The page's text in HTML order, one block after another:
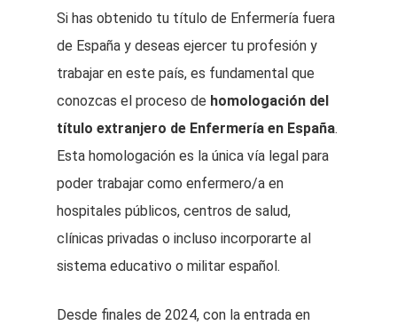
Si has obtenido tu título de Enfermería fuera
de España y deseas ejercer tu profesión y
trabajar en este país, es fundamental que
conozcas el proceso de homologación del
título extranjero de Enfermería en España.
Esta homologación es la única vía legal para
poder trabajar como enfermero/a en
hospitales públicos, centros de salud,
clínicas privadas o incluso incorporarte al
sistema educativo o militar español.
Desde finales de 2024, con la entrada en